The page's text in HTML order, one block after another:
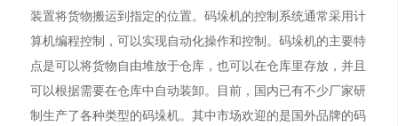
装置将货物搬运到指定的位置。码垛机的控制系统通常采用计
算机编程控制，可以实现自动化操作和控制。码垛机的主要特
点是可以将货物自由堆放于仓库，也可以在仓库里存放，并且
可以根据需要在仓库中自动装卸。目前，国内已有不少厂家研
制生产了各种类型的码垛机。其中市场欢迎的是国外品牌的码